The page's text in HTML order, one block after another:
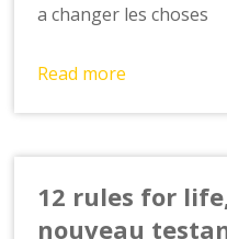
a changer les choses
Read more
12 rules for
nouveau